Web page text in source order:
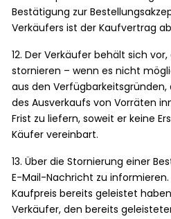
Bestätigung zur
Verkäufers ist der Kaufvertrag
12. Der Verkäufer behält sich
stornieren – wenn es nicht
aus den
des Ausverkaufs von Vorräten
Frist zu liefern, soweit er keine
Käufer vereinbart.
13. Über die Stornierung einer
E-Mail-Nachricht zu
Kaufpreis bereits geleistet
Verkäufer, den bereits